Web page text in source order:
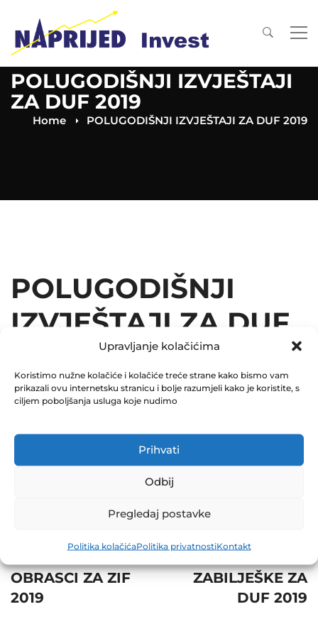
Upravljanje kolačićima
Koristimo nužne kolačiće i kolačiće treće strane kako bismo vam
prikazali ovu internetsku stranicu i bolje razumjeli kako je koristite, s
ciljem poboljšanja usluga koje nudimo
Prihvati
Odbij
Pregledaj postavke
Politika kolačićaPolitika privatnostiKontakt
POLUGODIŠNJI IZVJEŠTAJI
ZA DUF 2019
Home POLUGODIŠNJI IZVJEŠTAJI ZA DUF 2019
POLUGODIŠNJI
IZVJEŠTAJI ZA DUF
August 2, 2019
0 Comments
Share
navigation
OBRASCI ZA ZIF
2019
ZABILJEŠKE ZA
DUF 2019